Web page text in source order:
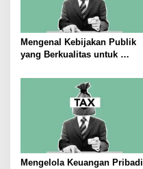
Mengenal Kebijakan Publik
yang Berkualitas untuk
Masyarakat
Mengelola Keuangan Pribadi